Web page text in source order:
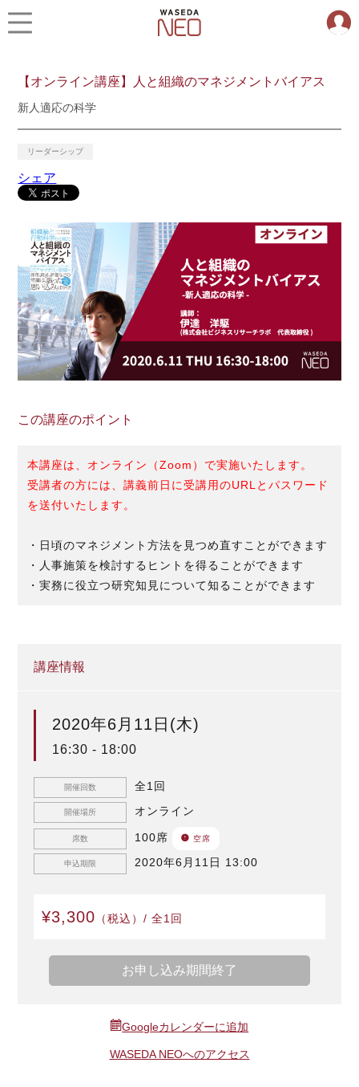
【オンライン講座】人と組織のマネジメントバイアス
新人適応の科学
リーダーシップ
シェア
この講座のポイント
本講座は、オンライン（Zoom ）で実施いたします。
受講者の方には、講義前日に受講用のURL とパスワード
を送付いたします。
・日頃のマネジメント方法を見つめ直すことができます
・人事施策を検討するヒントを得ることができます
・実務に役立つ研究知見について知ることができます
講座情報
2020年6月11日(木)
16:30 - 18:00
開催回数 全1回
開催場所 オンライン
席数 100席 空席
申込期限 2020年6月11日 13:00
¥3,300 （税込）/ 全1回
お申し込み期間終了
Googleカレンダーに追加
WASEDA NEOへのアクセス